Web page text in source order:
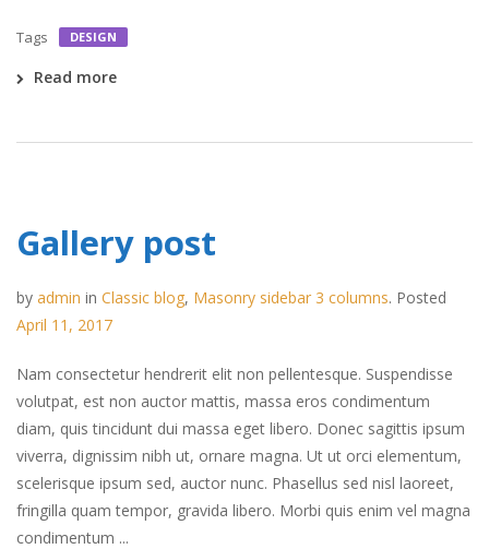
Tags DESIGN
Read more
Gallery post
by admin in Classic blog, Masonry sidebar 3 columns. Posted
April 11, 2017
Nam consectetur hendrerit elit non pellentesque. Suspendisse
volutpat, est non auctor mattis, massa eros condimentum
diam, quis tincidunt dui massa eget libero. Donec sagittis ipsum
viverra, dignissim nibh ut, ornare magna. Ut ut orci elementum,
scelerisque ipsum sed, auctor nunc. Phasellus sed nisl laoreet,
fringilla quam tempor, gravida libero. Morbi quis enim vel magna
condimentum ...